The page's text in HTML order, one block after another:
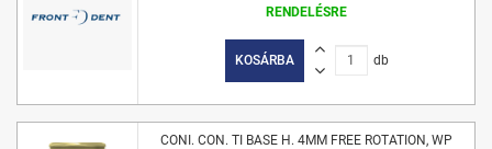
RENDELÉSRE
KOSÁRBA db
CONI. CON. TI BASE H. 4MM FREE ROTATION, WP